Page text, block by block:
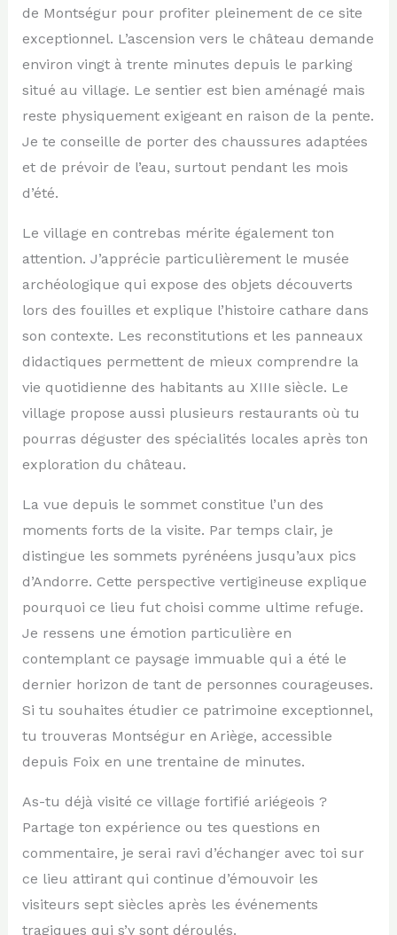
de Montségur pour profiter pleinement de ce site
exceptionnel. L’ascension vers le château demande
environ vingt à trente minutes depuis le parking
situé au village. Le sentier est bien aménagé mais
reste physiquement exigeant en raison de la pente.
Je te conseille de porter des chaussures adaptées
et de prévoir de l’eau, surtout pendant les mois
d’été.
Le village en contrebas mérite également ton
attention. J’apprécie particulièrement le musée
archéologique qui expose des objets découverts
lors des fouilles et explique l’histoire cathare dans
son contexte. Les reconstitutions et les panneaux
didactiques permettent de mieux comprendre la
vie quotidienne des habitants au XIIIe siècle. Le
village propose aussi plusieurs restaurants où tu
pourras déguster des spécialités locales après ton
exploration du château.
La vue depuis le sommet constitue l’un des
moments forts de la visite. Par temps clair, je
distingue les sommets pyrénéens jusqu’aux pics
d’Andorre. Cette perspective vertigineuse explique
pourquoi ce lieu fut choisi comme ultime refuge.
Je ressens une émotion particulière en
contemplant ce paysage immuable qui a été le
dernier horizon de tant de personnes courageuses.
Si tu souhaites étudier ce patrimoine exceptionnel,
tu trouveras Montségur en Ariège, accessible
depuis Foix en une trentaine de minutes.
As-tu déjà visité ce village fortifié ariégeois ?
Partage ton expérience ou tes questions en
commentaire, je serai ravi d’échanger avec toi sur
ce lieu attirant qui continue d’émouvoir les
visiteurs sept siècles après les événements
tragiques qui s’y sont déroulés.